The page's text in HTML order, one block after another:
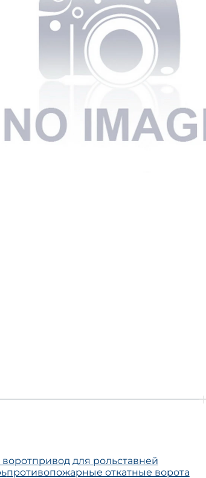
привод для рольставней
противопожарные откатные ворота